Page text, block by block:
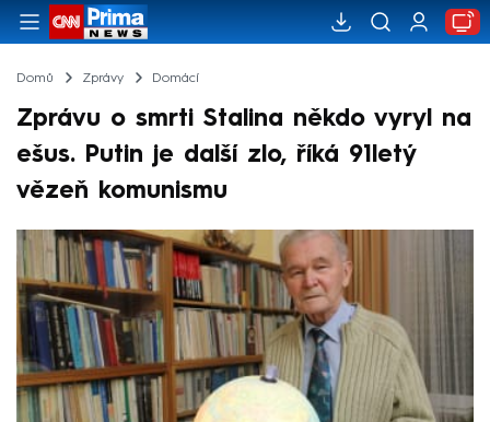
Domů Zprávy Domácí
Zprávu o smrti Stalina někdo vyryl na
ešus. Putin je další zlo, říká 91letý
vězeň komunismu